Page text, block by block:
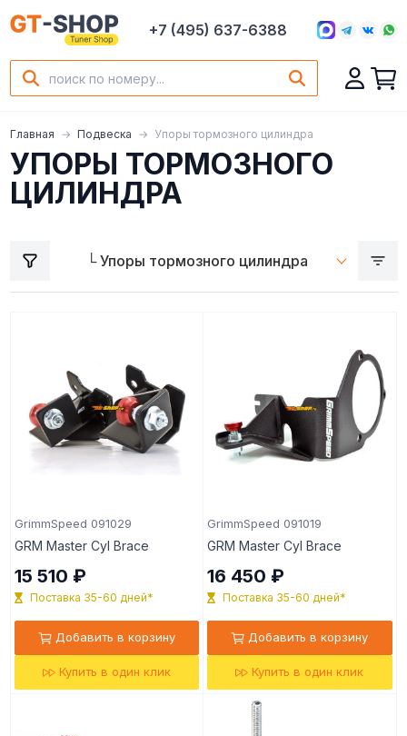
+7 (495) 637-6388
Главная Подвеска Упоры тормозного цилиндра
УПОРЫ ТОРМОЗНОГО
ЦИЛИНДРА
GrimmSpeed 091029
GRM Master Cyl Brace
15 510 ₽
Поставка 35-60 дней*
Добавить в корзину
Купить в один клик
GrimmSpeed 091019
GRM Master Cyl Brace
16 450 ₽
Поставка 35-60 дней*
Добавить в корзину
Купить в один клик